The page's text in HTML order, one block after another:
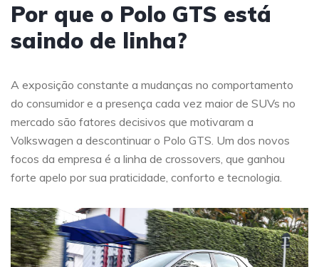
Por que o Polo GTS está
saindo de linha?
A exposição constante a mudanças no comportamento
do consumidor e a presença cada vez maior de SUVs no
mercado são fatores decisivos que motivaram a
Volkswagen a descontinuar o Polo GTS. Um dos novos
focos da empresa é a linha de crossovers, que ganhou
forte apelo por sua praticidade, conforto e tecnologia.